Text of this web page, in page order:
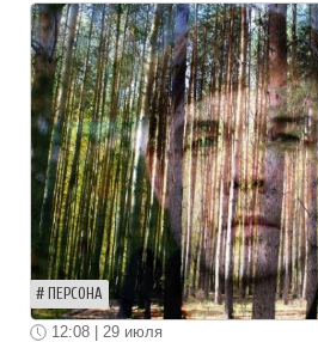
ПЕРСОНА
12:08 | 29 июля